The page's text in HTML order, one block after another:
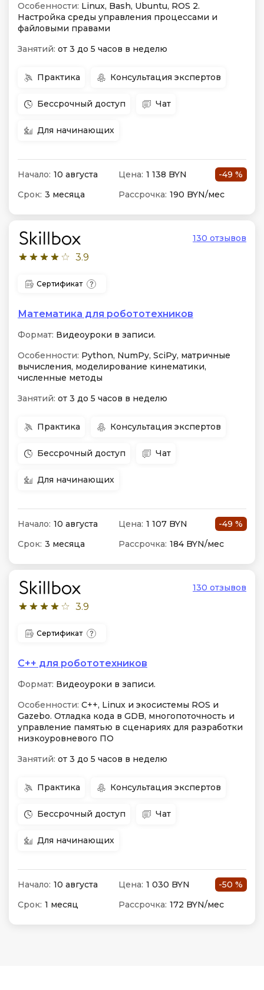
Особенности: Linux, Bash, Ubuntu, ROS 2.
Настройка среды управления процессами и
файловыми правами
Занятий: от 3 до 5 часов в неделю
Практика Консультация экспертов
Бессрочный доступ Чат
Для начинающих
Начало: 10 августа Цена: 1 138 BYN
-49 %
Срок: 3 месяца Рассрочка: 190 BYN/мес
3.9
130 отзывов
Сертификат
Математика для робототехников
Формат: Видеоуроки в записи.
Особенности: Python, NumPy, SciPy, матричные
вычисления, моделирование кинематики,
численные методы
Занятий: от 3 до 5 часов в неделю
Практика Консультация экспертов
Бессрочный доступ Чат
Для начинающих
Начало: 10 августа Цена: 1 107 BYN
-49 %
Срок: 3 месяца Рассрочка: 184 BYN/мес
3.9
130 отзывов
Сертификат
C++ для робототехников
Формат: Видеоуроки в записи.
Особенности: C++, Linux и экосистемы ROS и
Gazebo. Отладка кода в GDB, многопоточность и
управление памятью в сценариях для разработки
низкоуровневого ПО
Занятий: от 3 до 5 часов в неделю
Практика Консультация экспертов
Бессрочный доступ Чат
Для начинающих
Начало: 10 августа Цена: 1 030 BYN
-50 %
Срок: 1 месяц Рассрочка: 172 BYN/мес